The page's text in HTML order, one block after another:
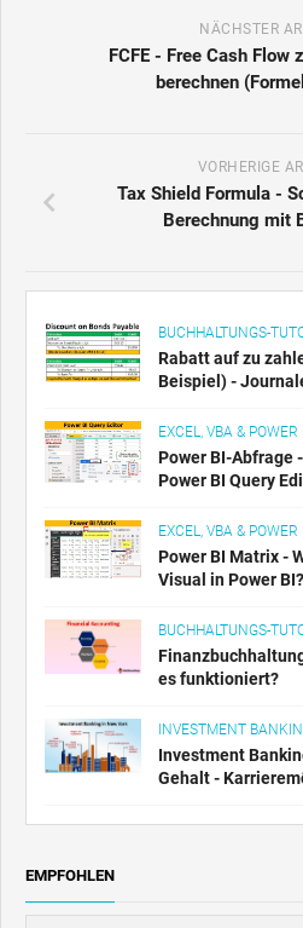
NÄCHSTER
FCFE - Free Cash Flow
berechnen
VORHERIGE
Tax Shield Formula -
Berechnung mit
BUCHHALTUNGS-
Rabatt auf zu
Beispiel) -
EXCEL, VBA & POWER
Power BI-Abfrage
Power BI Query
EXCEL, VBA & POWER
Power BI Matrix -
Visual in Power BI?
BUCHHALTUNGS-
es funktioniert?
INVESTMENT
Investment
Gehalt -
EMPFOHLEN